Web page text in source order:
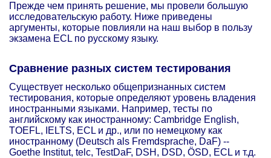
Прежде чем принять решение, мы провели большую
исследовательскую работу. Ниже приведены
аргументы, которые повлияли на наш выбор в пользу
экзамена ECL по русскому языку.
Сравнение разных систем тестирования
Существует несколько общепризнанных систем
тестирования, которые определяют уровень владения
иностранными языками. Например, тесты по
английскому как иностранному: Cambridge English,
TOEFL, IELTS, ECL и др., или по немецкому как
иностранному (Deutsch als Fremdsprache, DaF) --
Goethe Institut, telc, TestDaF, DSH, DSD, ÖSD, ECL и т.д.